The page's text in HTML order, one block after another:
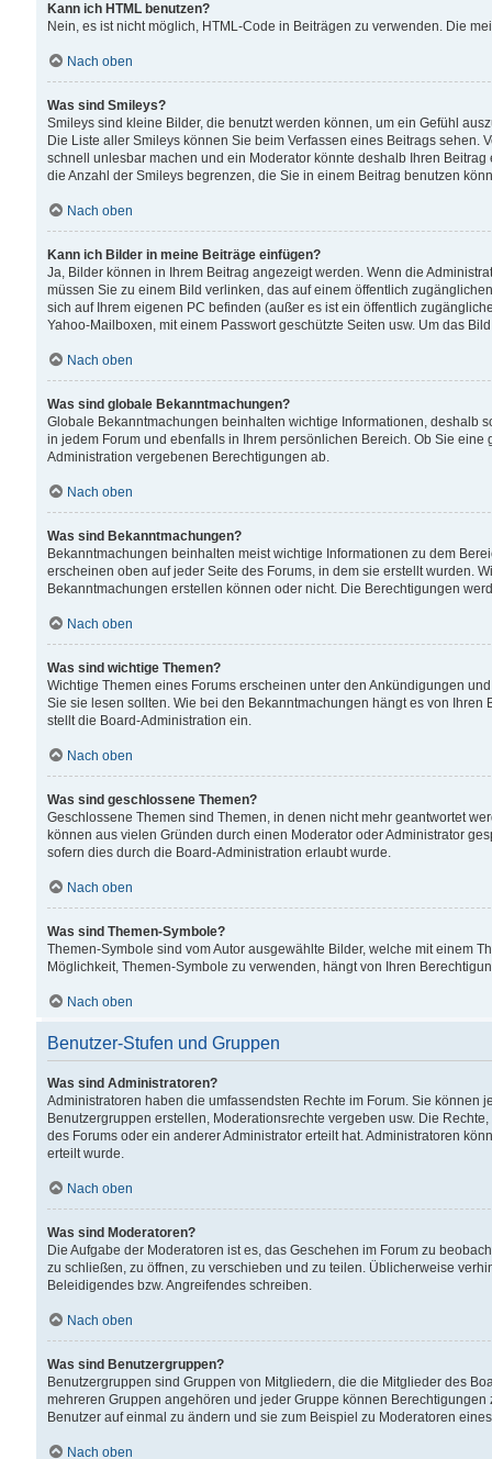
Kann ich HTML benutzen?
Nein, es ist nicht möglich, HTML-Code in Beiträgen zu verwenden. Die
Nach oben
Was sind Smileys?
Smileys sind kleine Bilder, die benutzt werden können, um ein Gefühl
Die Liste aller Smileys können Sie beim Verfassen eines Beitrags
schnell unlesbar machen und ein Moderator könnte deshalb Ihren
die Anzahl der Smileys begrenzen, die Sie in einem Beitrag benutzen
Nach oben
Kann ich Bilder in meine Beiträge einfügen?
Ja, Bilder können in Ihrem Beitrag angezeigt werden. Wenn die
müssen Sie zu einem Bild verlinken, das auf einem öffentlich
sich auf Ihrem eigenen PC befinden (außer es ist ein öffentlich
Yahoo-Mailboxen, mit einem Passwort geschützte Seiten usw. Um das
Nach oben
Was sind globale Bekanntmachungen?
Globale Bekanntmachungen beinhalten wichtige Informationen, deshalb
in jedem Forum und ebenfalls in Ihrem persönlichen Bereich. Ob Sie
Administration vergebenen Berechtigungen ab.
Nach oben
Was sind Bekanntmachungen?
Bekanntmachungen beinhalten meist wichtige Informationen zu dem
erscheinen oben auf jeder Seite des Forums, in dem sie erstellt wurden.
Bekanntmachungen erstellen können oder nicht. Die Berechtigungen
Nach oben
Was sind wichtige Themen?
Wichtige Themen eines Forums erscheinen unter den Ankündigungen
Sie sie lesen sollten. Wie bei den Bekanntmachungen hängt es von
stellt die Board-Administration ein.
Nach oben
Was sind geschlossene Themen?
Geschlossene Themen sind Themen, in denen nicht mehr geantwortet
können aus vielen Gründen durch einen Moderator oder Administrator
sofern dies durch die Board-Administration erlaubt wurde.
Nach oben
Was sind Themen-Symbole?
Themen-Symbole sind vom Autor ausgewählte Bilder, welche mit einem
Möglichkeit, Themen-Symbole zu verwenden, hängt von Ihren
Nach oben
Benutzer-Stufen und Gruppen
Was sind Administratoren?
Administratoren haben die umfassendsten Rechte im Forum. Sie können
Benutzergruppen erstellen, Moderationsrechte vergeben usw. Die
des Forums oder ein anderer Administrator erteilt hat. Administratoren
erteilt wurde.
Nach oben
Was sind Moderatoren?
Die Aufgabe der Moderatoren ist es, das Geschehen im Forum zu
zu schließen, zu öffnen, zu verschieben und zu teilen. Üblicherweise
Beleidigendes bzw. Angreifendes schreiben.
Nach oben
Was sind Benutzergruppen?
Benutzergruppen sind Gruppen von Mitgliedern, die die Mitglieder des
mehreren Gruppen angehören und jeder Gruppe können
Benutzer auf einmal zu ändern und sie zum Beispiel zu Moderatoren
Nach oben